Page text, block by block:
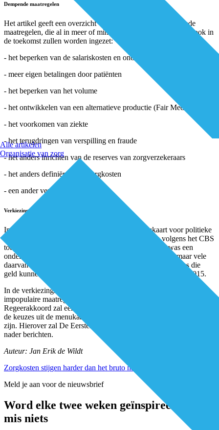
Alle artikelen
Organisatie van zorg
Dempende maatregelen
Het artikel geeft een overzicht van mogelijke kostendempende
maatregelen, die al in meer of mindere mate worden benut en ook in
de toekomst zullen worden ingezet:
- het beperken van de salariskosten en ondernemersinkomsten
- meer eigen betalingen door patiënten
- het beperken van het volume
- het ontwikkelen van een alternatieve productie (Fair Medicine)
- het voorkomen van ziekte
- het terugdringen van verspilling en fraude
- het anders inrichten van de reserves van zorgverzekeraars
- het anders definiëren van zorgkosten
- een ander verzekeringssysteem
Verkiezingen 2017
In mei 2015 publiceerde De Eerstelijns de menukaart voor politieke
keuzes. Hierin zijn 28 maatregelen opgenomen die volgens het CBS
tot macro-economische besparing kunnen leiden. Dit was een
onderdeel van een veel grotere keuze aan beleidsopties, maar vele
daarvan kosten juist extra geld. Alleen de beleidsinterventies die
geld kunnen opleveren zijn opgenomen in de menukaart uit 2015.
In de verkiezingsprogramma’s die nu in de maak zijn, zullen
impopulaire maatregelen niet worden opgenomen. Maar in het
Regeerakkoord zal een combinatie van de bovenstaande analyse en
de keuzes uit de menukaart van 2015 gegarandeerd terug te vinden
zijn. Hierover zal De Eerstelijns in aanloop naar de verkiezingen
nader berichten.
Auteur: Jan Erik de Wildt
Zorgkosten stijgen harder dan het bruto nationaal product
Meld je aan voor de nieuwsbrief
Word elke twee weken geïnspireerd en
mis niets